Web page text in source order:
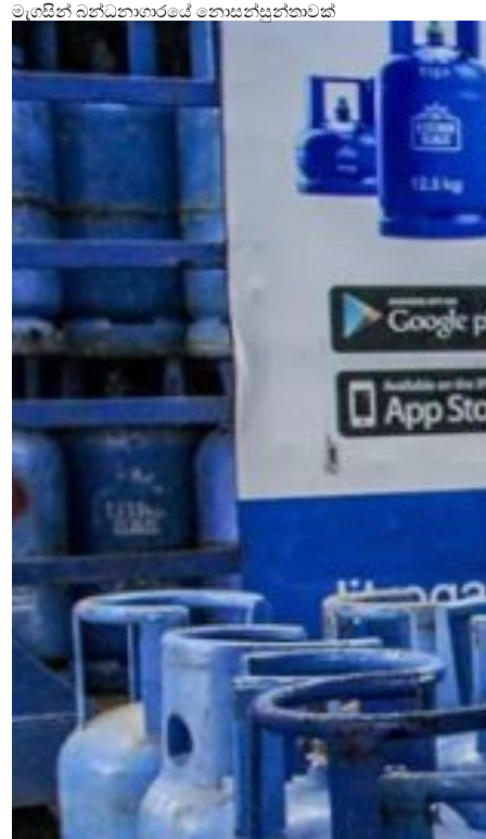
මැගසින් බන්ධනාගාරයේ නොසන්සුන්තාවක්